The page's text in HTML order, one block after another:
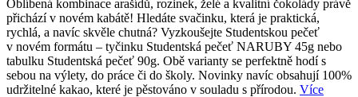
Oblíbená kombinace arašídů, rozinek, želé a kvalitní čokolády právě
přichází v novém kabátě! Hledáte svačinku, která je praktická,
rychlá, a navíc skvěle chutná? Vyzkoušejte Studentskou pečeť
v novém formátu – tyčinku Studentská pečeť NARUBY 45g nebo
tabulku Studentská pečeť 90g. Obě varianty se perfektně hodí s
sebou na výlety, do práce či do školy. Novinky navíc obsahují 100%
udržitelné kakao, které je pěstováno v souladu s přírodou. Více